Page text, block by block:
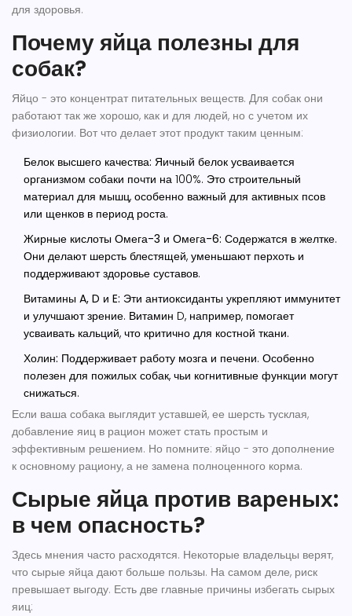
для здоровья.
Почему яйца полезны для
собак?
Яйцо - это концентрат питательных веществ. Для собак они
работают так же хорошо, как и для людей, но с учетом их
физиологии. Вот что делает этот продукт таким ценным:
Белок высшего качества: Яичный белок усваивается
организмом собаки почти на 100%. Это строительный
материал для мышц, особенно важный для активных псов
или щенков в период роста.
Жирные кислоты Омега-3 и Омега-6: Содержатся в желтке.
Они делают шерсть блестящей, уменьшают перхоть и
поддерживают здоровье суставов.
Витамины A, D и E: Эти антиоксиданты укрепляют иммунитет
и улучшают зрение. Витамин D, например, помогает
усваивать кальций, что критично для костной ткани.
Холин: Поддерживает работу мозга и печени. Особенно
полезен для пожилых собак, чьи когнитивные функции могут
снижаться.
Если ваша собака выглядит уставшей, ее шерсть тусклая,
добавление яиц в рацион может стать простым и
эффективным решением. Но помните: яйцо - это дополнение
к основному рациону, а не замена полноценного корма.
Сырые яйца против вареных:
в чем опасность?
Здесь мнения часто расходятся. Некоторые владельцы верят,
что сырые яйца дают больше пользы. На самом деле, риск
превышает выгоду. Есть две главные причины избегать сырых
яиц: